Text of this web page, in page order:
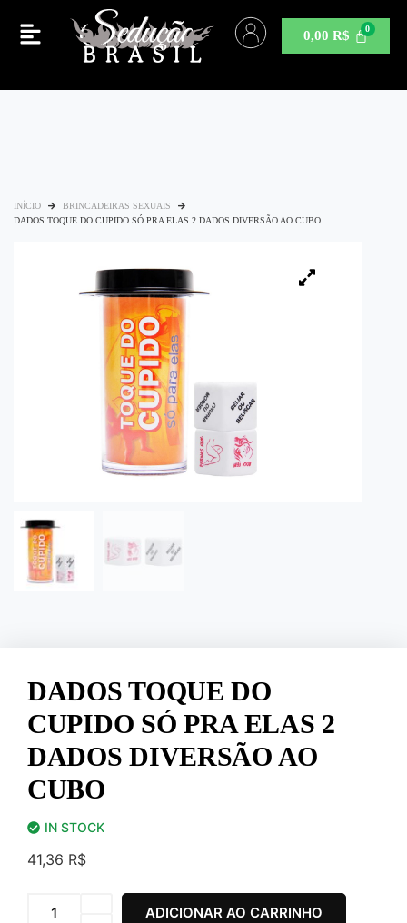
0,00R$
INÍCIO
BRINCADEIRAS SEXUAIS
DADOS TOQUE DO CUPIDO SÓ PRA ELAS 2 DADOS DIVERSÃO AO CUBO
DADOS TOQUE DO
CUPIDO SÓ PRA ELAS 2
DADOS DIVERSÃO AO
CUBO
IN STOCK
41,36 R$
ADICIONAR AO CARRINHO